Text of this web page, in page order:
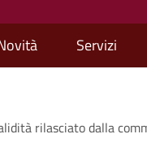
Servizi
rilasciato dalla